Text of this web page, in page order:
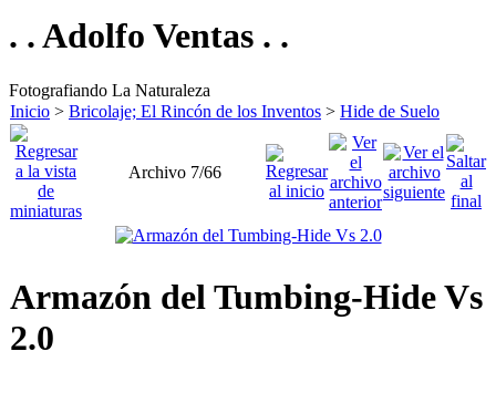
. . Adolfo Ventas . .
Fotografiando La Naturaleza
Inicio > Bricolaje; El Rincón de los Inventos > Hide de Suelo
Archivo 7/66
Armazón del Tumbing-Hide Vs
2.0